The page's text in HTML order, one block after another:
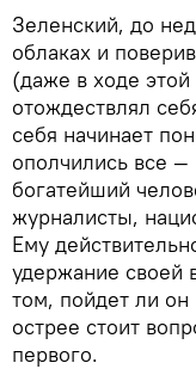
Зеленский, до
облаках и
(даже в ходе
отождествлял
себя начинает
ополчились все
богатейший
журналисты,
Ему
удержание своей
том, пойдет ли он
острее стоит
первого.